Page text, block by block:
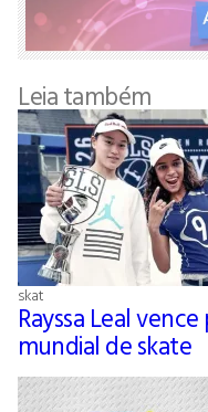
Leia também
skat
Rayssa Leal
mundial de skate